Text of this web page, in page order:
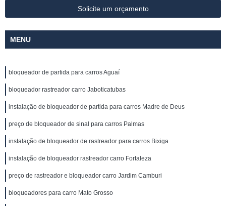
Solicite um orçamento
MENU
bloqueador de partida para carros Aguaí
bloqueador rastreador carro Jaboticatubas
instalação de bloqueador de partida para carros Madre de Deus
preço de bloqueador de sinal para carros Palmas
instalação de bloqueador de rastreador para carros Bixiga
instalação de bloqueador rastreador carro Fortaleza
preço de rastreador e bloqueador carro Jardim Camburi
bloqueadores para carro Mato Grosso